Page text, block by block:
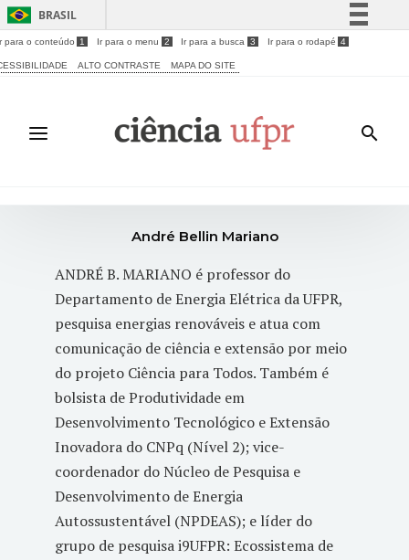
BRASIL
Simplifique!
Acesso à informação
Legislação
para o conteúdo 1 Ir para o menu 2 Ir para a busca 3 Ir para o rodapé 4
ALTO CONTRASTE MAPA DO SITE
André Bellin Mariano
ANDRÉ B. MARIANO é professor do
Departamento de Energia Elétrica da UFPR,
pesquisa energias renováveis e atua com
comunicação de ciência e extensão por meio
do projeto Ciência para Todos. Também é
bolsista de Produtividade em
Desenvolvimento Tecnológico e Extensão
Inovadora do CNPq (Nível 2); vice-
coordenador do Núcleo de Pesquisa e
Desenvolvimento de Energia
Autossustentável (NPDEAS); e líder do
grupo de pesquisa i9UFPR: Ecossistema de